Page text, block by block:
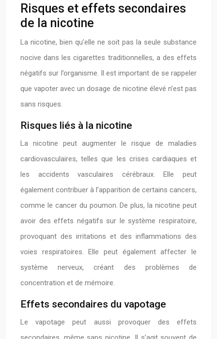
Risques et effets secondaires
de la nicotine
La nicotine, bien qu’elle ne soit pas la seule substance
nocive dans les cigarettes traditionnelles, a des effets
négatifs sur l’organisme. Il est important de se rappeler
que vapoter avec un dosage de nicotine élevé n’est pas
sans risques.
Risques liés à la nicotine
La nicotine peut augmenter le risque de maladies
cardiovasculaires, telles que les crises cardiaques et
les accidents vasculaires cérébraux. Elle peut
également contribuer à l’apparition de certains cancers,
comme le cancer du poumon. De plus, la nicotine peut
avoir des effets négatifs sur le système respiratoire,
provoquant des irritations et des inflammations des
voies respiratoires. Elle peut également affecter le
système nerveux, créant des problèmes de
concentration et de mémoire.
Effets secondaires du vapotage
Le vapotage peut aussi provoquer des effets